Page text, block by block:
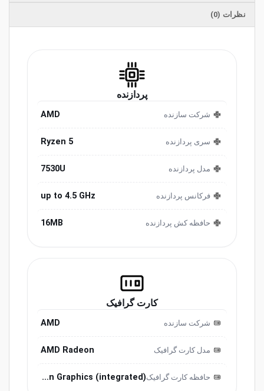
نظرات (0)
پردازنده
شرکت سازنده AMD
سری پردازنده Ryzen 5
مدل پردازنده 7530U
فرکانس پردازنده up to 4.5 GHz
حافظه کش پردازنده 16MB
کارت گرافیک
شرکت سازنده AMD
مدل کارت گرافیک AMD Radeon
حافظه کارت گرافیک Radeon Graphics (integrated)